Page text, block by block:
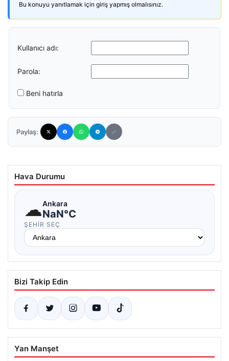
Bu konuyu yanıtlamak için giriş yapmış olmalısınız.
Kullanıcı adı:
Parola:
Beni hatırla
Paylaş:
Hava Durumu
☁Ankara
NaN°C
ŞEHIR SEÇ
Bizi Takip Edin
Yan Manşet